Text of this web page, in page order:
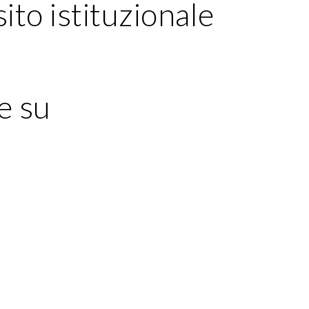
istituzionale
su